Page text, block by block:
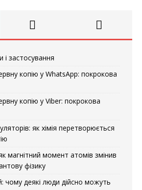
і застосування
копію у WhatsApp: покрокова
копію у Viber: покрокова
як хімія перетворюється
магнітний момент атомів змінив
фізику
чому деякі люди дійсно можуть